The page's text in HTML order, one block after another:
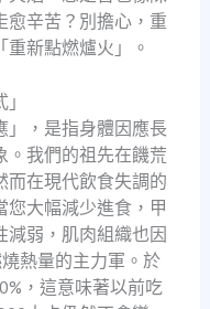
愈辛苦？別擔心，重
新點燃爐火」。
」，是指身體因應長
。我們的祖先在饑荒
而在現代飲食失調的
您大幅減少進食，甲
減弱，肌肉組織也因
熱量的主力軍。於
，這意味著以前吃